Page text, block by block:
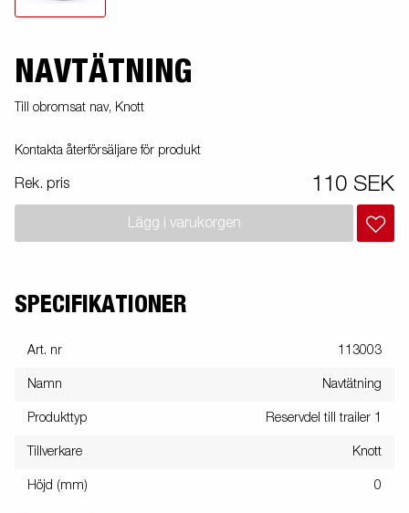
NAVTÄTNING
Till obromsat nav, Knott
Kontakta återförsäljare för produkt
Rek. pris 110 SEK
Lägg i varukorgen
SPECIFIKATIONER
Art. nr 113003
Namn Navtätning
Produkttyp Reservdel till trailer 1
Tillverkare Knott
Höjd (mm) 0